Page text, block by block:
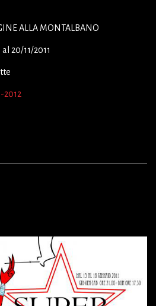
ALLA MONTALBANO
20/11/2011
2012